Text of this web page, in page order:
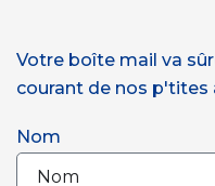
Votre boîte mail va
courant de nos p'tites
Nom